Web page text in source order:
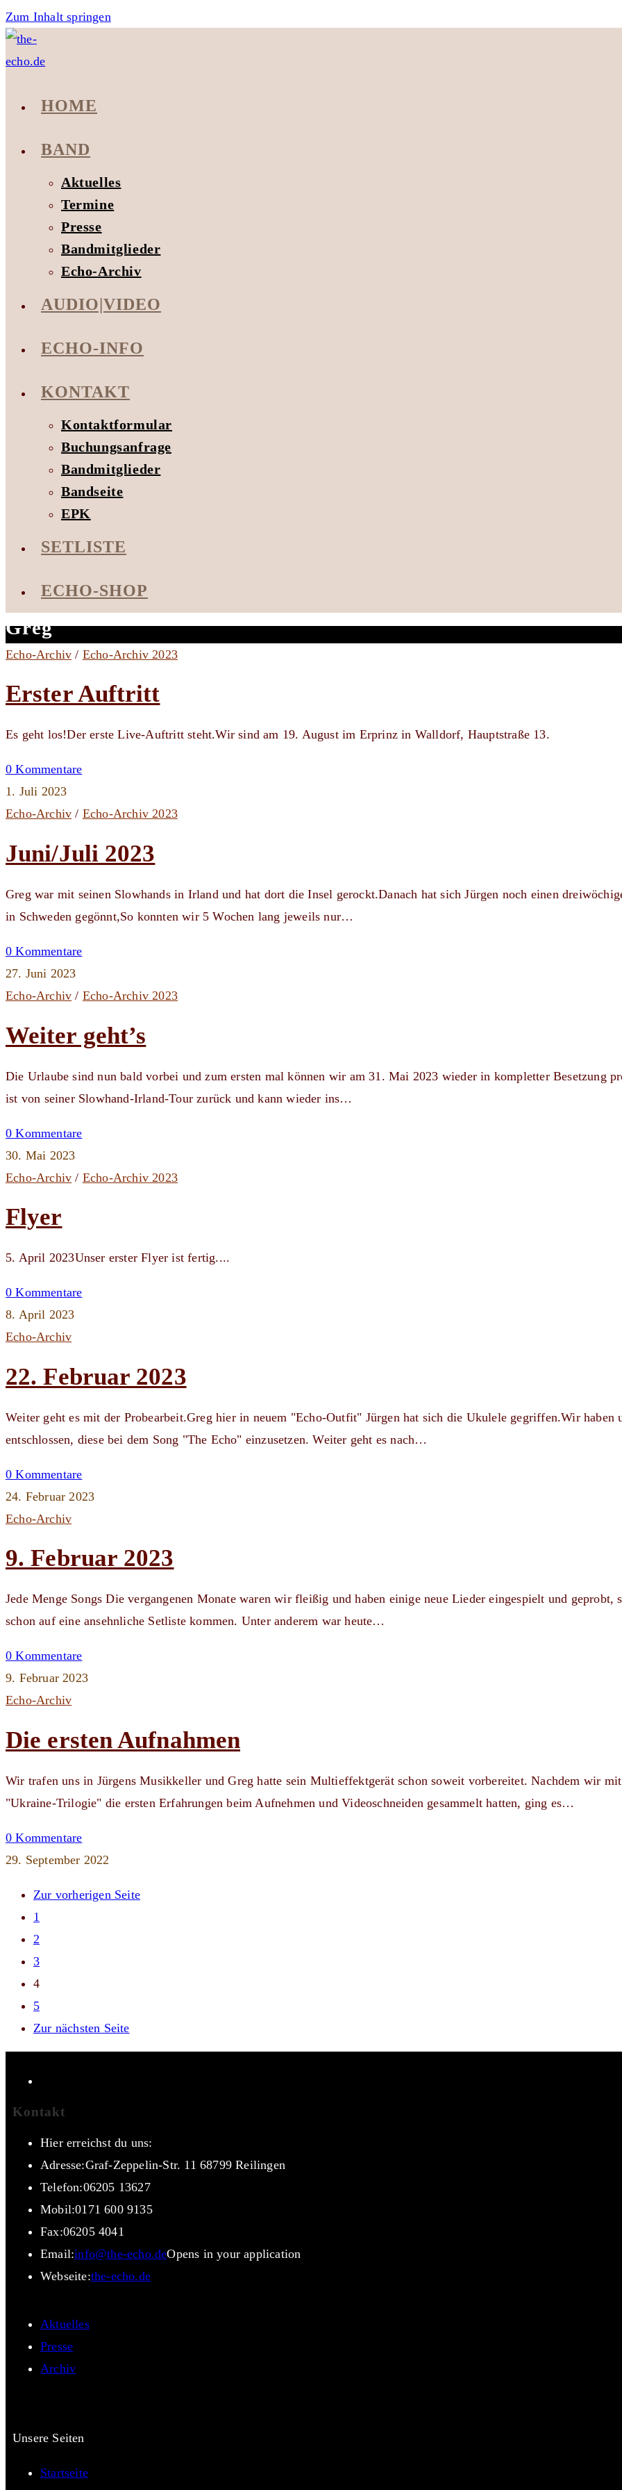
Zum Inhalt springen
HOME
BAND
Aktuelles
Termine
Presse
Bandmitglieder
Echo-Archiv
AUDIO|VIDEO
ECHO-INFO
KONTAKT
Kontaktformular
Buchungsanfrage
Bandmitglieder
Bandseite
EPK
SETLISTE
ECHO-SHOP
Greg
Echo-Archiv / Echo-Archiv 2023
Erster Auftritt
Es geht los!Der erste Live-Auftritt steht.Wir sind am 19. August im Erprinz in Walldorf, Hauptstraße 13.
0 Kommentare
1. Juli 2023
Echo-Archiv / Echo-Archiv 2023
Juni/Juli 2023
Greg war mit seinen Slowhands in Irland und hat dort die Insel gerockt.Danach hat sich Jürgen noch einen
in Schweden gegönnt,So konnten wir 5 Wochen lang jeweils nur…
0 Kommentare
27. Juni 2023
Echo-Archiv / Echo-Archiv 2023
Weiter geht’s
Die Urlaube sind nun bald vorbei und zum ersten mal können wir am 31. Mai 2023 wieder in kompletter Besetzung
ist von seiner Slowhand-Irland-Tour zurück und kann wieder ins…
0 Kommentare
30. Mai 2023
Echo-Archiv / Echo-Archiv 2023
Flyer
5. April 2023Unser erster Flyer ist fertig....
0 Kommentare
8. April 2023
Echo-Archiv
22. Februar 2023
Weiter geht es mit der Probearbeit.Greg hier in neuem "Echo-Outfit" Jürgen hat sich die Ukulele gegriffen.Wir haben
entschlossen, diese bei dem Song "The Echo" einzusetzen. Weiter geht es nach…
0 Kommentare
24. Februar 2023
Echo-Archiv
9. Februar 2023
Jede Menge Songs Die vergangenen Monate waren wir fleißig und haben einige neue Lieder eingespielt und geprobt,
schon auf eine ansehnliche Setliste kommen. Unter anderem war heute…
0 Kommentare
9. Februar 2023
Echo-Archiv
Die ersten Aufnahmen
Wir trafen uns in Jürgens Musikkeller und Greg hatte sein Multieffektgerät schon soweit vorbereitet. Nachdem wir
"Ukraine-Trilogie" die ersten Erfahrungen beim Aufnehmen und Videoschneiden gesammelt hatten, ging es…
0 Kommentare
29. September 2022
Zur vorherigen Seite
1
2
3
4
5
Zur nächsten Seite
Kontakt
Hier erreichst du uns:
Adresse:Graf-Zeppelin-Str. 11 68799 Reilingen
Telefon:06205 13627
Mobil:0171 600 9135
Fax:06205 4041
Email:info@the-echo.deOpens in your application
Webseite:the-echo.de
Aktuelles
Presse
Archiv
Unsere Seiten
Startseite